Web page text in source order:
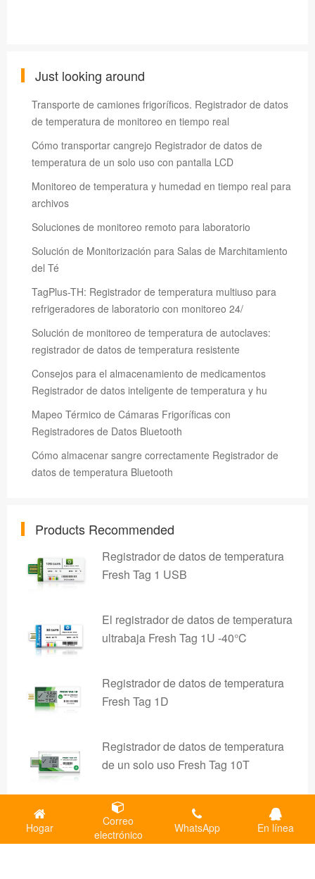
Just looking around
Transporte de camiones frigoríficos. Registrador de datos
de temperatura de monitoreo en tiempo real
Cómo transportar cangrejo Registrador de datos de
temperatura de un solo uso con pantalla LCD
Monitoreo de temperatura y humedad en tiempo real para
archivos
Soluciones de monitoreo remoto para laboratorio
Solución de Monitorización para Salas de Marchitamiento
del Té
TagPlus-TH: Registrador de temperatura multiuso para
refrigeradores de laboratorio con monitoreo 24/
Solución de monitoreo de temperatura de autoclaves:
registrador de datos de temperatura resistente
Consejos para el almacenamiento de medicamentos
Registrador de datos inteligente de temperatura y hu
Mapeo Térmico de Cámaras Frigoríficas con
Registradores de Datos Bluetooth
Cómo almacenar sangre correctamente Registrador de
datos de temperatura Bluetooth
Products Recommended
Registrador de datos de temperatura
Fresh Tag 1 USB
El registrador de datos de temperatura
ultrabaja Fresh Tag 1U -40°C
Registrador de datos de temperatura
Fresh Tag 1D
Registrador de datos de temperatura
de un solo uso Fresh Tag 10T
Registrador de datos de temperatura y
humedad de un solo uso Fresh Tag
10TH
Hogar
Correo
electrónico
WhatsApp En línea